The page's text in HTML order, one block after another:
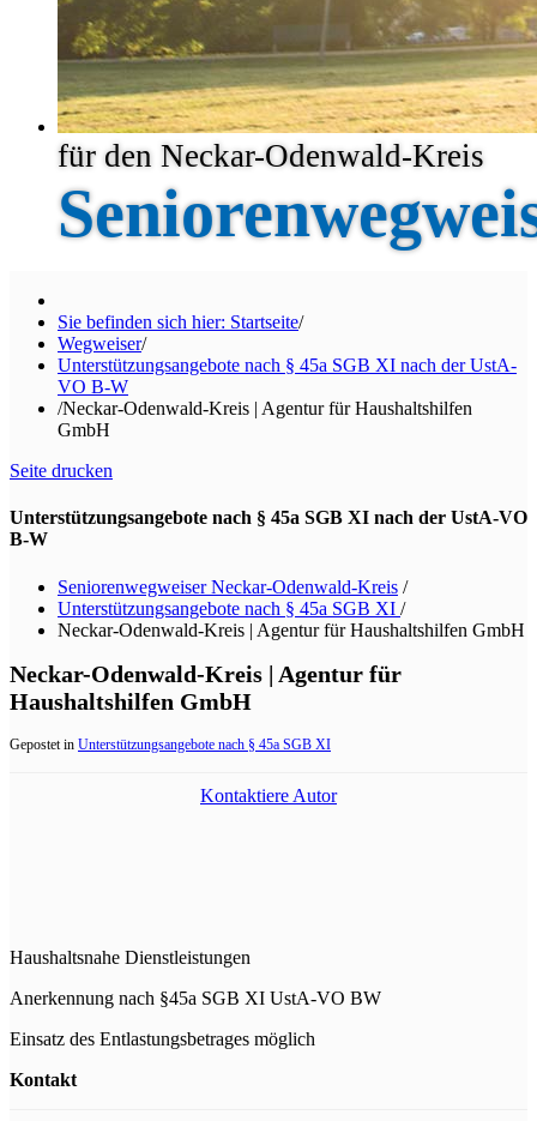
für den Neckar-Odenwald-Kreis
Sie befinden sich hier: Startseite/
Wegweiser/
Unterstützungsangebote nach § 45a SGB XI nach der UstA-
VO B-W
/Neckar-Odenwald-Kreis | Agentur für Haushaltshilfen
GmbH
Seite drucken
Unterstützungsangebote nach § 45a SGB XI nach der UstA-VO
B-W
Seniorenwegweiser Neckar-Odenwald-Kreis /
Unterstützungsangebote nach § 45a SGB XI /
Neckar-Odenwald-Kreis | Agentur für Haushaltshilfen GmbH
Neckar-Odenwald-Kreis | Agentur für
Haushaltshilfen GmbH
Gepostet in Unterstützungsangebote nach § 45a SGB XI
Kontaktiere Autor
Haushaltsnahe Dienstleistungen
Anerkennung nach §45a SGB XI UstA-VO BW
Einsatz des Entlastungsbetrages möglich
Kontakt